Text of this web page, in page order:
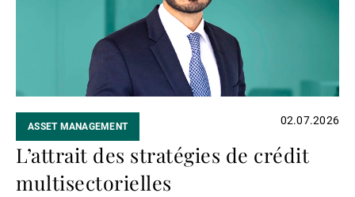
ASSET MANAGEMENT 02.07.2026
L’attrait des stratégies de crédit
multisectorielles